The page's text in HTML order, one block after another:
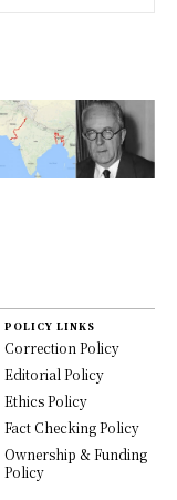
POLICY LINKS
Correction Policy
Editorial Policy
Ethics Policy
Fact Checking Policy
Ownership & Funding
Policy